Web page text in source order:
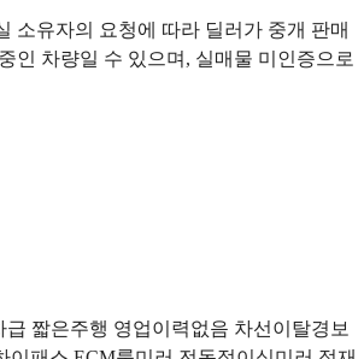
소유자의 요청에 따라 딜러가 중개 판매
인 차량일 수 있으며, 실매물 미인증으로
짧은주행 영업이력없음 차선이탈경보